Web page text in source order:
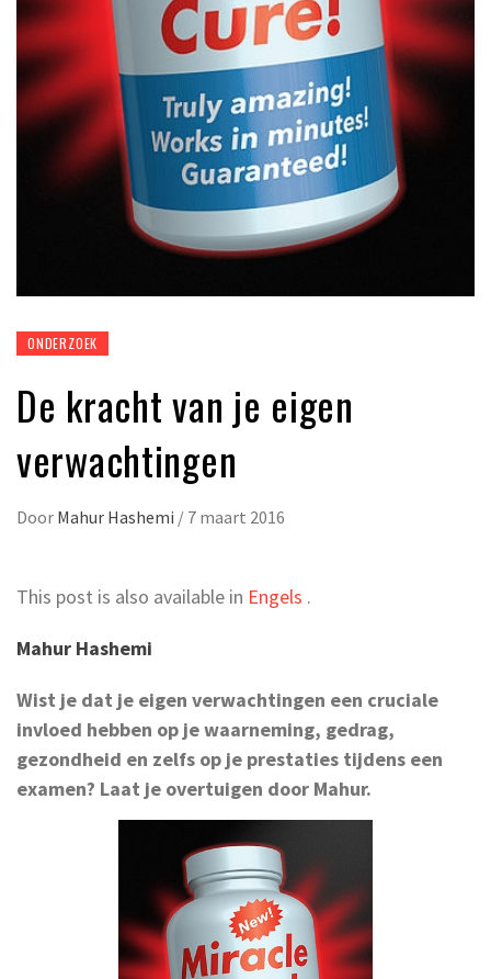
ONDERZOEK
De kracht van je eigen
verwachtingen
Door Mahur Hashemi / 7 maart 2016
This post is also available in Engels .
Mahur Hashemi
Wist je dat je eigen verwachtingen een cruciale
invloed hebben op je waarneming, gedrag,
gezondheid en zelfs op je prestaties tijdens een
examen? Laat je overtuigen door Mahur.